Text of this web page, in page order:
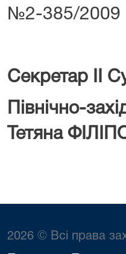
№2-385/2009
Секретар ІІ
Північно-
Тетяна
2026 © Всі права